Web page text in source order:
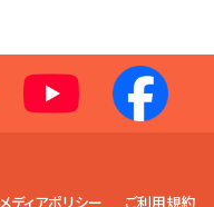
ディアポリシー ご利用規約